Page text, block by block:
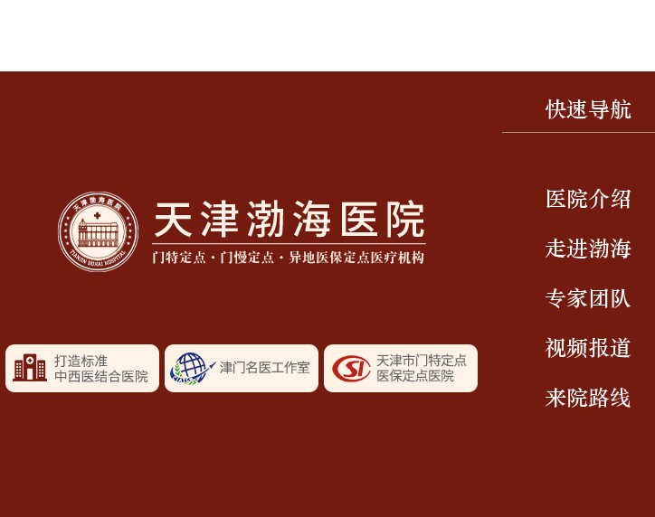
快速导航
医院介绍
走进渤海
专家团队
视频报道
来院路线